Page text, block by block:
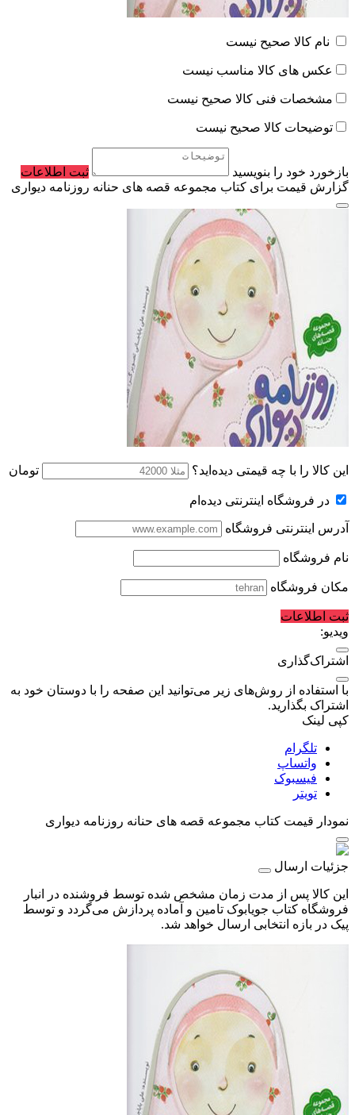
نام کالا صحیح نیست
عکس های کالا مناسب نیست
مشخصات فنی کالا صحیح نیست
توضیحات کالا صحیح نیست
بازخورد خود را بنویسید
ثبت اطلاعات
گزارش قیمت برای کتاب مجموعه قصه های حنانه روزنامه دیواری
این کالا را با چه قیمتی دیده‌اید؟ تومان
در فروشگاه اینترنتی دیده‌ام
آدرس اینترنتی فروشگاه
نام فروشگاه
مکان فروشگاه
ثبت اطلاعات
ویدیو:
اشتراک‌گذاری
با استفاده از روش‌های زیر می‌توانید این صفحه را با دوستان خود به
اشتراک بگذارید.
کپی لینک
تلگرام
واتساپ
فیسبوک
تویتر
نمودار قیمت کتاب مجموعه قصه های حنانه روزنامه دیواری
جزئیات ارسال
این کالا پس از مدت زمان مشخص شده توسط فروشنده در انبار
فروشگاه کتاب جویابوک تامین و آماده پردازش می‌گردد و توسط
پیک در بازه انتخابی ارسال خواهد شد.